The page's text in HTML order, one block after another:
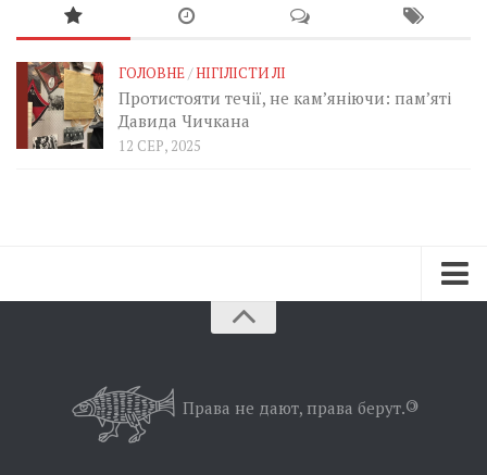
ГОЛОВНЕ/НІГІЛІСТИ ЛІ
Протистояти течії, не кам’яніючи: пам’яті
Давида Чичкана
12 СЕР, 2025
Позиція
Права не дают, права берут.©